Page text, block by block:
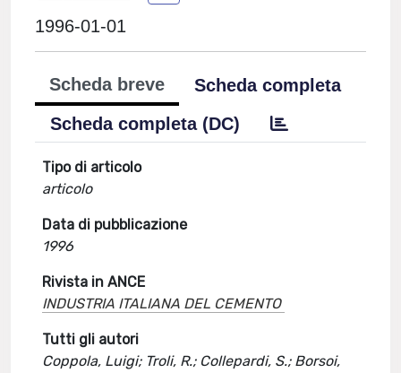
1996-01-01
Scheda breve
Scheda completa
Scheda completa (DC)
Tipo di articolo
articolo
Data di pubblicazione
1996
Rivista in ANCE
INDUSTRIA ITALIANA DEL CEMENTO
Tutti gli autori
Coppola, Luigi; Troli, R.; Collepardi, S.; Borsoi,